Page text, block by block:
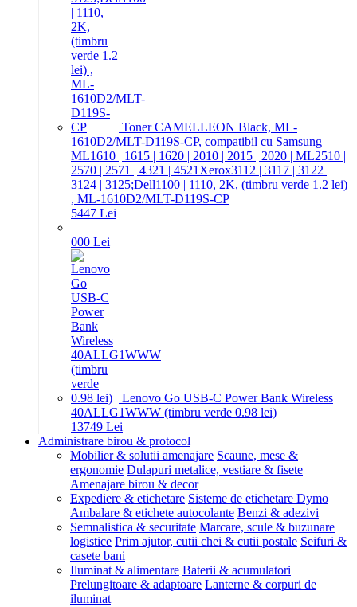
Toner CAMELLEON Black, ML-
1610D2/MLT-D119S-CP, compatibil cu Samsung
ML1610 | 1615 | 1620 | 2010 | 2015 | 2020 | ML2510 |
2570 | 2571 | 4321 | 4521Xerox3112 | 3117 | 3122 |
3124 | 3125;Dell1100 | 1110, 2K, (timbru verde 1.2 lei)
, ML-1610D2/MLT-D119S-CP
5447 Lei
000 Lei
Lenovo Go USB-C Power Bank Wireless
40ALLG1WWW (timbru verde 0.98 lei)
13749 Lei
Administrare birou & protocol
Mobilier & solutii amenajare Scaune, mese &
ergonomie Dulapuri metalice, vestiare & fisete
Amenajare birou & decor
Expediere & etichetare Sisteme de etichetare Dymo
Ambalare & etichete autocolante Benzi & adezivi
Semnalistica & securitate Marcare, scule & buzunare
logistice Prim ajutor, cutii chei & cutii postale Seifuri &
casete bani
Iluminat & alimentare Baterii & acumulatori
Prelungitoare & adaptoare Lanterne & corpuri de
iluminat